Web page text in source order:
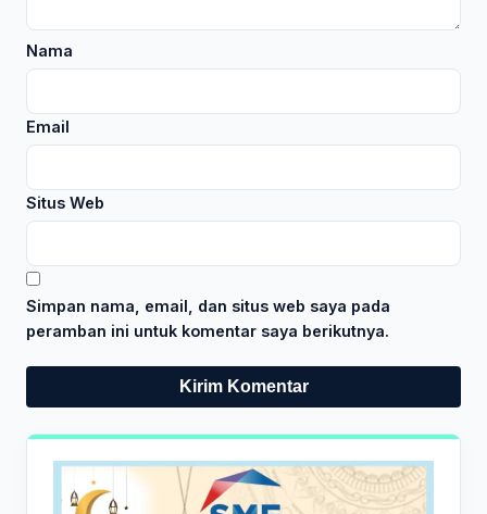
Nama
Email
Situs Web
Simpan nama, email, dan situs web saya pada
peramban ini untuk komentar saya berikutnya.